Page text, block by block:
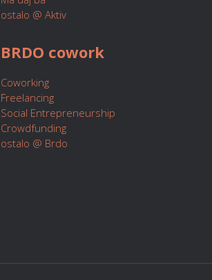
ostalo @ Aktiv
BRDO cowork
Coworking
Freelancing
Social Entrepreneurship
Crowdfunding
ostalo @ Brdo